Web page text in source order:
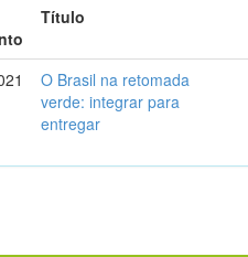
Título
O Brasil na retomada
verde: integrar para
entregar